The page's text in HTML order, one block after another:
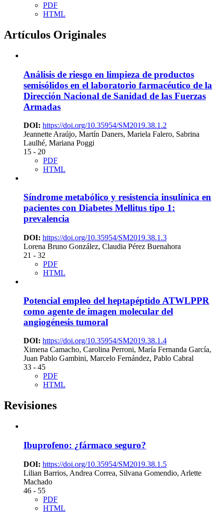
PDF
HTML
Artículos Originales
Análisis de riesgo en limpieza de productos
semisólidos en el laboratorio farmacéutico de la
Dirección Nacional de Sanidad de las Fuerzas
Armadas
DOI: https://doi.org/10.35954/SM2019.38.1.2
Jeannette Araújo, Martín Daners, Mariela Falero, Sabrina
Laulhé, Mariana Poggi
15 - 20
PDF
HTML
Síndrome metabólico y resistencia insulínica en
pacientes con Diabetes Mellitus tipo 1:
prevalencia
DOI: https://doi.org/10.35954/SM2019.38.1.3
Lorena Bruno González, Claudia Pérez Buenahora
21 - 32
PDF
HTML
Potencial empleo del heptapéptido ATWLPPR
como agente de imagen molecular del
angiogénesis tumoral
DOI: https://doi.org/10.35954/SM2019.38.1.4
Ximena Camacho, Carolina Perroni, María Fernanda García,
Juan Pablo Gambini, Marcelo Fernández, Pablo Cabral
33 - 45
PDF
HTML
Revisiones
Ibuprofeno: ¿fármaco seguro?
DOI: https://doi.org/10.35954/SM2019.38.1.5
Lilian Barrios, Andrea Correa, Silvana Gomendio, Arlette
Machado
46 - 55
PDF
HTML